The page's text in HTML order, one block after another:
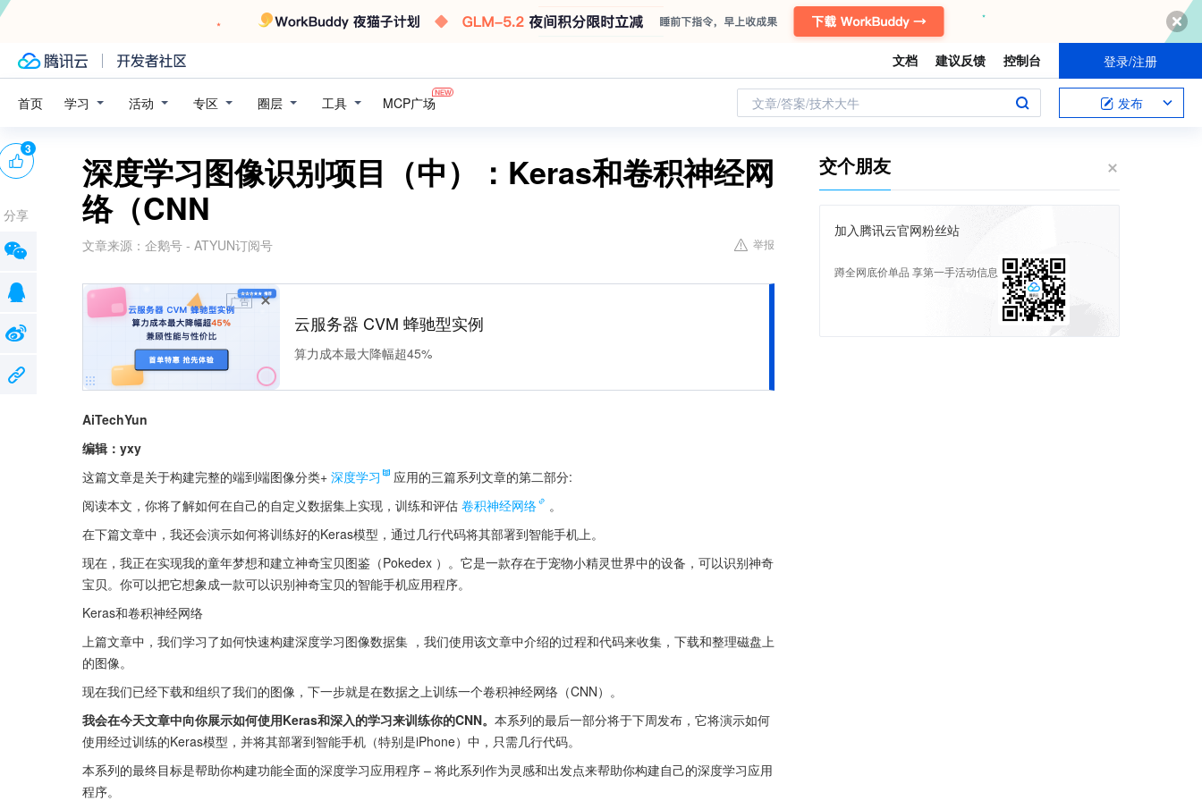
文档 建议反馈 控制台 登录/注册
首页 学习 活动 专区 圈层 工具 MCP广场 文章/答案/技术大牛 发布
深度学习图像识别项目（中）：Keras和卷积神经网
络（CNN
文章来源： 企鹅号 - ATYUN订阅号 举报
广告
云服务器 CVM 蜂驰型实例
算力成本最大降幅超45%
AiTechYun
编辑：yxy
这篇文章是关于构建完整的端到端图像分类+ 深度学习
应用的三篇系列文章的第二部分:
阅读本文，你将了解如何在自己的自定义数据集上实现，训练和评估 卷积神经网络
。
在下篇文章中，我还会演示如何将训练好的Keras模型，通过几行代码将其部署到智能手机上。
现在，我正在实现我的童年梦想和建立神奇宝贝图鉴（Pokedex ）。它是一款存在于宠物小精灵世界中的设备，可以识别神奇
宝贝。你可以把它想象成一款可以识别神奇宝贝的智能手机应用程序。
Keras和卷积神经网络
上篇文章中，我们学习了如何快速构建深度学习图像数据集 ，我们使用该文章中介绍的过程和代码来收集，下载和整理磁盘上
的图像。
现在我们已经下载和组织了我们的图像，下一步就是在数据之上训练一个卷积神经网络（CNN）。
我会在今天文章中向你展示如何使用Keras和深入的学习来训练你的CNN。 本系列的最后一部分将于下周发布，它将演示如何
使用经过训练的Keras模型，并将其部署到智能手机（特别是iPhone）中，只需几行代码。
本系列的最终目标是帮助你构建功能全面的深度学习应用程序 – 将此系列作为灵感和出发点来帮助你构建自己的深度学习应用
程序。
3
分享
交个朋友
加入腾讯云官网粉丝站
蹲全网底价单品 享第一手活动信息